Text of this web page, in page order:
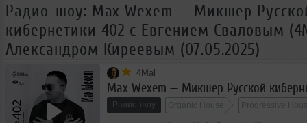
Радио-шоу: Max Wexem — Микшер
кибернетики 402 с Евгением Сваловым
Александром Киреевым (07.05.2025)
4Mal
Радио-шоу Organic House Progressive